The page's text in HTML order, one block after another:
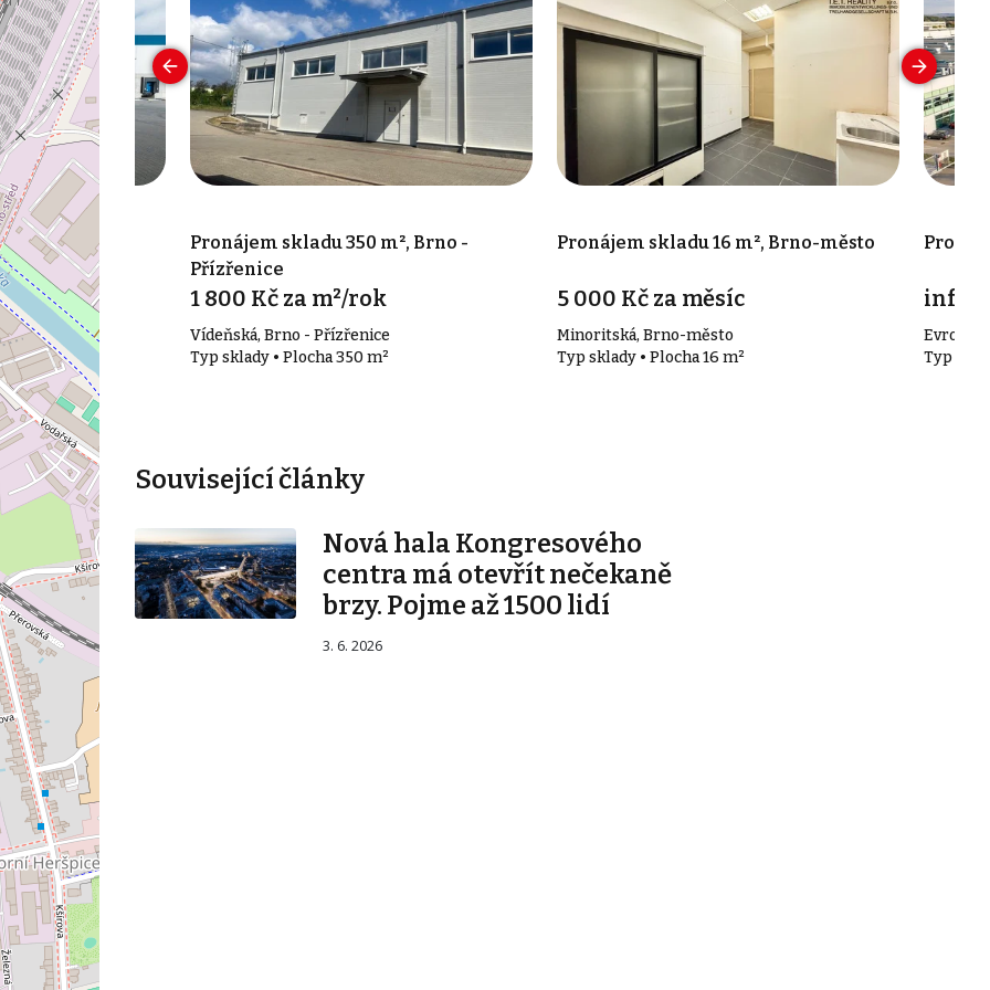
m², Brno-
m²
Pronájem skladu 350 m², Brno -
Přízřenice
1 800 Kč za m²/rok
Vídeňská, Brno - Přízřenice
Typ sklady • Plocha 350 m²
Pronájem skladu 16 m², Brno-město
5 000 Kč za měsíc
Minoritská, Brno-město
Typ sklady • Plocha 16 m²
info v
Typ
Související články
Nová hala Kongresového
centra má otevřít nečekaně
brzy. Pojme až 1500 lidí
3. 6. 2026